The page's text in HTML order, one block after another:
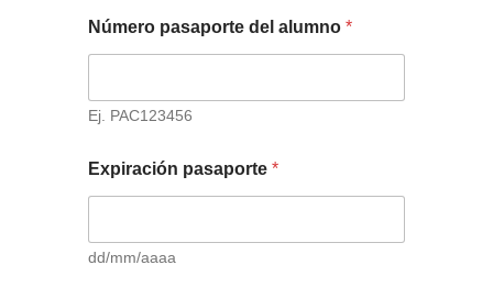
Número pasaporte del alumno *
Ej. PAC123456
Expiración pasaporte *
dd/mm/aaaa